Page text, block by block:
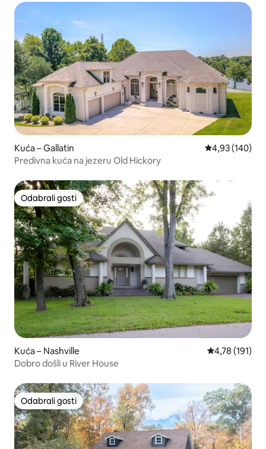
Kuća – Gallatin Prosječna
4,93 (140)
Predivna kuća na jezeru Old Hickory
Odabrali gosti
Odabrali gosti
Kuća – Nashville Prosječna
4,78 (191)
Dobro došli u River House
Odabrali gosti
Odabrali gosti